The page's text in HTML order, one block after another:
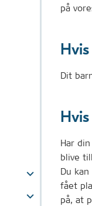
på
Dit
Har
blive
Du
fået
på, at